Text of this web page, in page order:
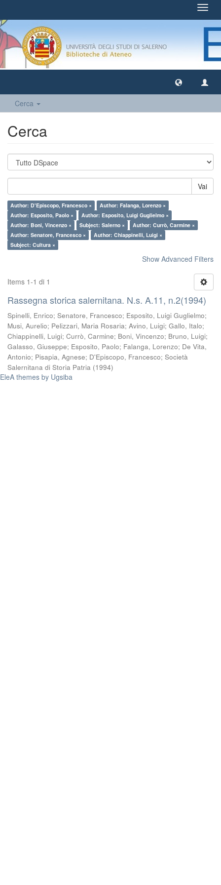
Cerca
Cerca
Vai
Author: D'Episcopo, Francesco ×
Author: Falanga, Lorenzo ×
Author: Esposito, Paolo ×
Author: Esposito, Luigi Guglielmo ×
Author: Boni, Vincenzo ×
Subject: Salerno ×
Author: Currò, Carmine ×
Author: Senatore, Francesco ×
Author: Chiappinelli, Luigi ×
Subject: Cultura ×
Show Advanced Filters
Items 1-1 di 1
Rassegna storica salernitana. N.s. A.11, n.2(1994)
Spinelli, Enrico; Senatore, Francesco; Esposito, Luigi Guglielmo;
Musi, Aurelio; Pelizzari, Maria Rosaria; Avino, Luigi; Gallo, Italo;
Chiappinelli, Luigi; Currò, Carmine; Boni, Vincenzo; Bruno, Luigi;
Galasso, Giuseppe; Esposito, Paolo; Falanga, Lorenzo; De Vita,
Antonio; Pisapia, Agnese; D'Episcopo, Francesco; Società
Salernitana di Storia Patria (1994)
EleA themes by Ugsiba